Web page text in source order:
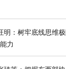
明：树牢底线思维
力